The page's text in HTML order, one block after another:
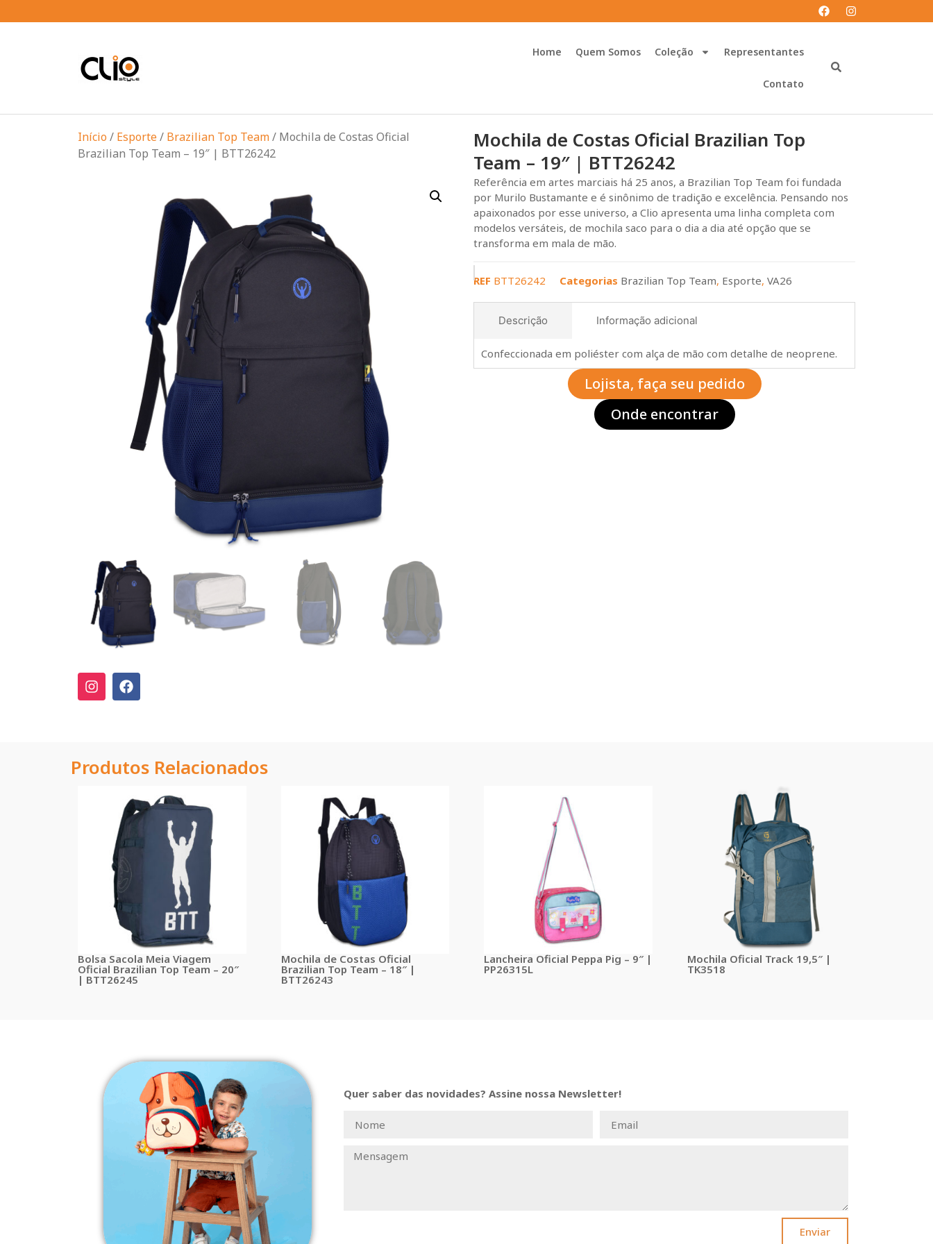
Home Quem Somos Coleção Representantes
Contato
Início / Esporte/ Brazilian Top Team/ Mochila de Costas Oficial
Brazilian Top Team – 19″ | BTT26242
Mochila de Costas Oficial Brazilian Top
Team – 19″ | BTT26242
Referência em artes marciais há 25 anos, a Brazilian Top Team foi fundada
por Murilo Bustamante e é sinônimo de tradição e excelência. Pensando nos
apaixonados por esse universo, a Clio apresenta uma linha completa com
modelos versáteis, de mochila saco para o dia a dia até opção que se
transforma em mala de mão.
REF BTT26242 Categorias Brazilian Top Team, Esporte, VA26
Descrição Informação adicional
Confeccionada em poliéster com alça de mão com detalhe de neoprene.
Lojista, faça seu pedido
Onde encontrar
Produtos Relacionados
Bolsa Sacola Meia Viagem
Oficial Brazilian Top Team – 20″
| BTT26245
Mochila de Costas Oficial
Brazilian Top Team – 18″ |
BTT26243
Lancheira Oficial Peppa Pig – 9″ |
PP26315L
Mochila Oficial Track 19,5″ |
TK3518
Quer saber das novidades? Assine nossa Newsletter!
Enviar